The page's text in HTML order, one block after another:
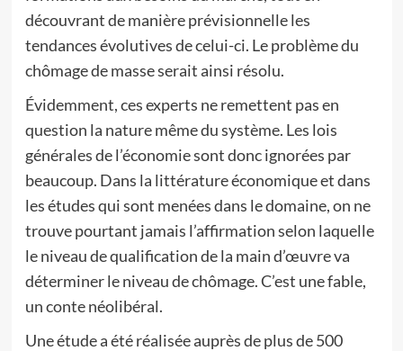
découvrant de manière prévisionnelle les
tendances évolutives de celui-ci. Le problème du
chômage de masse serait ainsi résolu.
Évidemment, ces experts ne remettent pas en
question la nature même du système. Les lois
générales de l’économie sont donc ignorées par
beaucoup. Dans la littérature économique et dans
les études qui sont menées dans le domaine, on ne
trouve pourtant jamais l’affirmation selon laquelle
le niveau de qualification de la main d’œuvre va
déterminer le niveau de chômage. C’est une fable,
un conte néolibéral.
Une étude a été réalisée auprès de plus de 500